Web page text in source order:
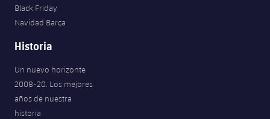
Black Friday
Navidad Barça
Historia
Un nuevo horizonte
2008-20. Los mejores
años de nuestra
historia